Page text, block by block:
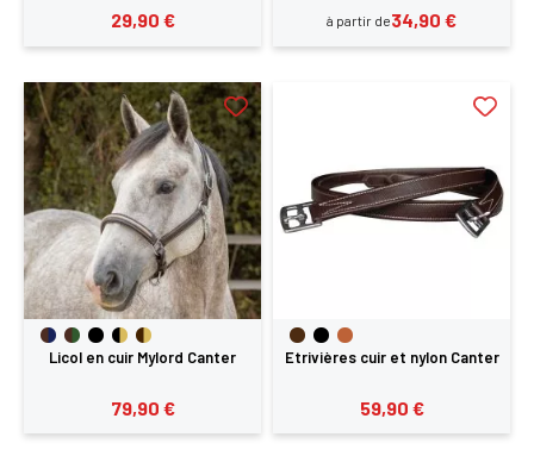
29,90 € à partir de34,90 €
Licol en cuir Mylord Canter
79,90 €
Etrivières cuir et nylon Canter
59,90 €